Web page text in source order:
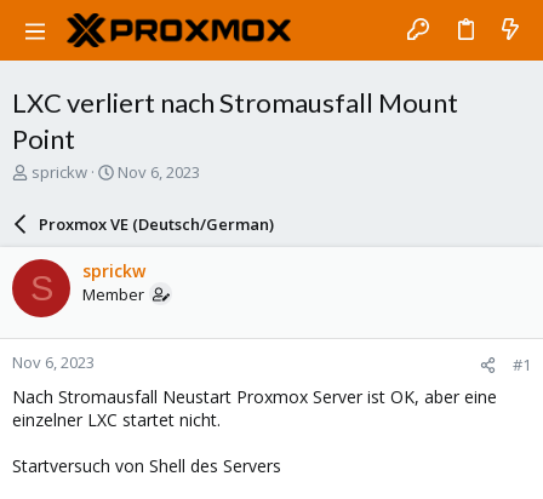
LXC verliert nach Stromausfall Mount
Point
T
a
d
s
t
a
r
t
e
r
sprickw
S
a
r
d
a
e
Nov 6, 2023
Proxmox VE (Deutsch/German)
S sprickw
Member
Nov 6, 2023 #1
Nach Stromausfall Neustart Proxmox Server ist OK, aber eine
einzelner LXC startet nicht.
Startversuch von Shell des Servers